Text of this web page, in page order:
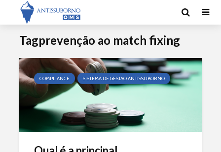
Tagprevenção ao match fixing
COMPLIANCE SISTEMA DE GESTÃO ANTISSUBORNO